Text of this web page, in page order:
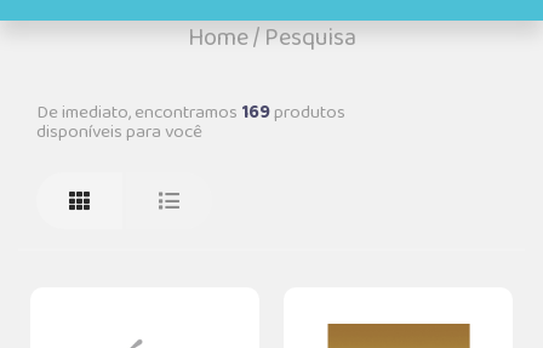
Home/Pesquisa
De imediato, encontramos 169produtos
disponíveis para você